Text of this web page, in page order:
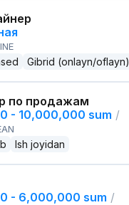
Gibrid (onlayn/oflayn)
по продажам
- 10,000,000 sum /
Ish joyidan
- 6,000,000 sum /